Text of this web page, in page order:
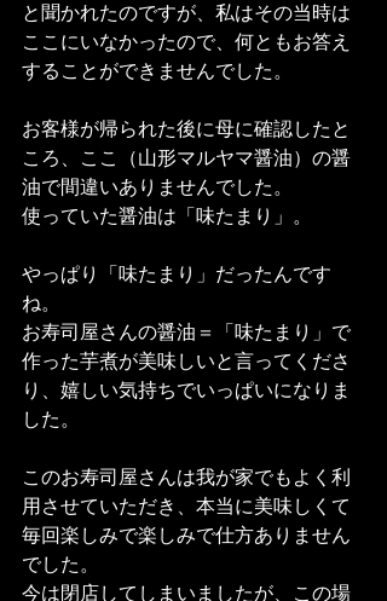
と聞かれたのですが、私はその当時は
ここにいなかったので、何ともお答え
することができませんでした。
お客様が帰られた後に母に確認したと
ころ、ここ（山形マルヤマ醤油）の醤
油で間違いありませんでした。
使っていた醤油は「味たまり」。
やっぱり「味たまり」だったんです
ね。
お寿司屋さんの醤油＝「味たまり」で
作った芋煮が美味しいと言ってくださ
り、嬉しい気持ちでいっぱいになりま
した。
このお寿司屋さんは我が家でもよく利
用させていただき、本当に美味しくて
毎回楽しみで楽しみで仕方ありません
でした。
今は閉店してしまいましたが、この場